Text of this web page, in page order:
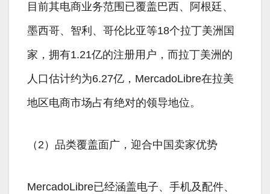
目前其电商业务范围已覆盖巴西、阿根廷、
墨西哥、智利、哥伦比亚等18个拉丁美洲国
家，拥有1.21亿的注册用户，而拉丁美洲的
人口估计约为6.27亿，MercadoLibre在拉美
地区电商市场占有绝对的领导地位。
（2）品类覆盖面广，迎合中国卖家优势
MercadoLibre已经涵盖电子、手机及配件、